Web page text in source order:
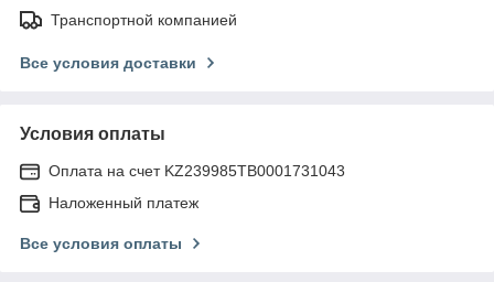
Транспортной компанией
Все условия доставки
Условия оплаты
Оплата на счет KZ239985TB0001731043
Наложенный платеж
Все условия оплаты